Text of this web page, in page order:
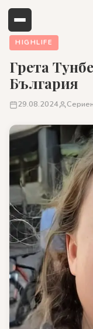
HIGHLIFE
Грета
България
29.08.2024